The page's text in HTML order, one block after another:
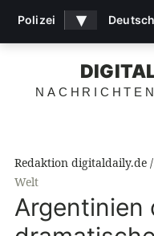
Redaktion digitaldaily.de
Welt
Argentinien
Polizei ▾